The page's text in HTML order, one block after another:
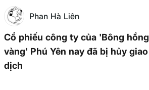
Phan Hà Liên
Cổ phiếu công ty của 'Bông hồng
vàng' Phú Yên nay đã bị hủy giao
dịch